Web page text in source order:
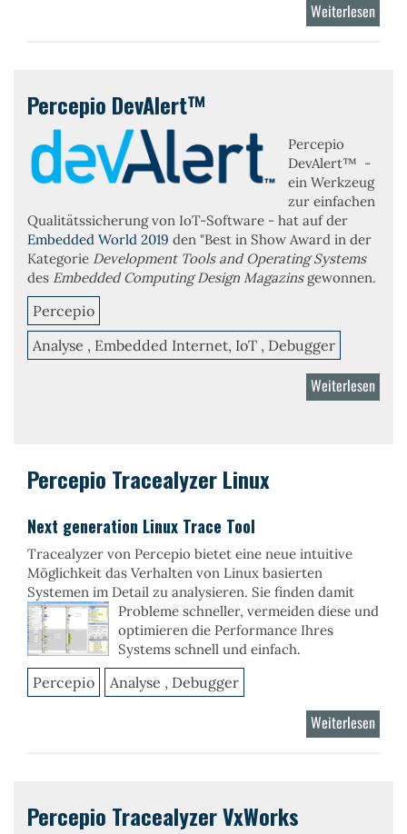
Weiterlesen
Percepio DevAlert™
Percepio
DevAlert™ -
ein Werkzeug
zur einfachen
Qualitätssicherung von IoT-Software - hat auf der
Embedded World 2019 den "Best in Show Award in der
Kategorie Development Tools and Operating Systems
des Embedded Computing Design Magazinsgewonnen.
Percepio
Analyse , Embedded Internet, IoT , Debugger
Weiterlesen
Percepio Tracealyzer Linux
Next generation Linux Trace Tool
Tracealyzer von Percepio bietet eine neue intuitive
Möglichkeit das Verhalten von Linux basierten
Systemen im Detail zu analysieren. Sie finden damit
Probleme schneller, vermeiden diese und
optimieren die Performance Ihres
Systems schnell und einfach.
Percepio Analyse , Debugger
Weiterlesen
Percepio Tracealyzer VxWorks